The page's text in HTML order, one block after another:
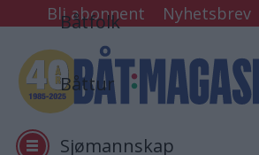
Bli abonnent Nyhetsbrev
Båtfolk
Båttur
Sjømannskap